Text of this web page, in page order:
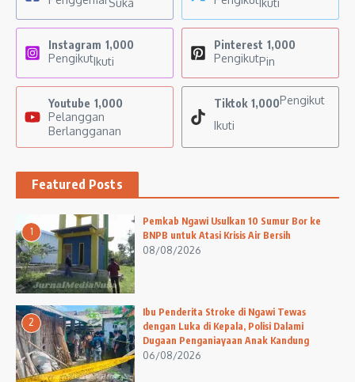
Suka Ikuti
Instagram 1,000
PengikutIkuti
Pinterest 1,000
PengikutPin
Youtube 1,000
Pelanggan
Berlangganan
Tiktok 1,000Pengikut
Ikuti
Featured Posts
1
Pemkab Ngawi Usulkan 10 Sumur Bor ke
BNPB untuk Atasi Krisis Air Bersih
08/08/2026
2
Ibu Penderita Stroke di Ngawi Tewas
dengan Luka di Kepala, Polisi Dalami
Dugaan Penganiayaan Anak Kandung
06/08/2026